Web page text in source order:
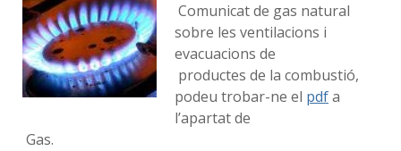
Comunicat de gas natural
sobre les ventilacions i
evacuacions de
productes de la combustió,
podeu trobar-ne el pdfa
l’apartat de
Gas.